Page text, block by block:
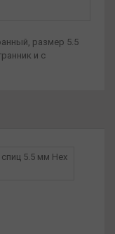
размер 5.5
и с